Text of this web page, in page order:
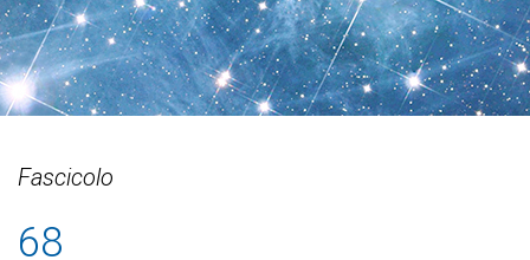
Fascicolo
68